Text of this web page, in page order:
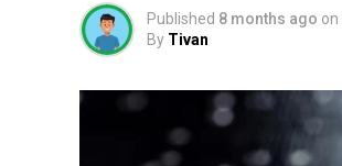
Published 8 months ago on
By Tivan